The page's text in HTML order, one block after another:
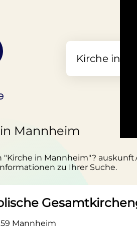
Mannheim
"Kirche in Mannheim"?
zu Ihrer Suche.
Mannheim